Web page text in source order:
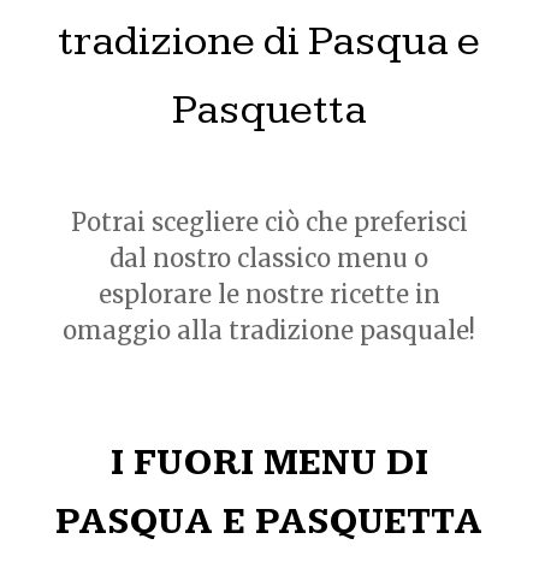
tradizione di Pasqua e
Pasquetta
Potrai scegliere ciò che preferisci
dal nostro classico menu o
esplorare le nostre ricette in
omaggio alla tradizione pasquale!
I FUORI MENU DI
PASQUA E PASQUETTA